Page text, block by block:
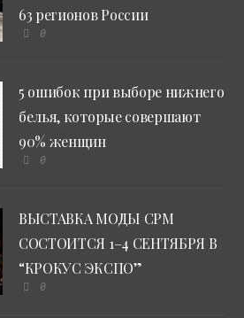
63 регионов России
0
5 ошибок при выборе нижнего
белья, которые совершают
90% женщин
0
ВЫСТАВКА МОДЫ CPM
СОСТОИТСЯ 1–4 СЕНТЯБРЯ В
“КРОКУС ЭКСПО”
0